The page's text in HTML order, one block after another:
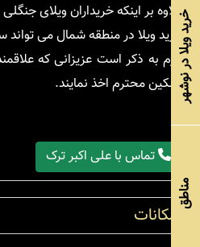
علاوه بر اینکه خریداران ویلای
خرید ویلا در منطقه شمال می تواند
لازم به ذکر است عزیزانی که
مالکین محترم اخذ نمایند.
تماس با علی اکبر ترک
امکانات
خرید ویلا در نوشهر
مناطق